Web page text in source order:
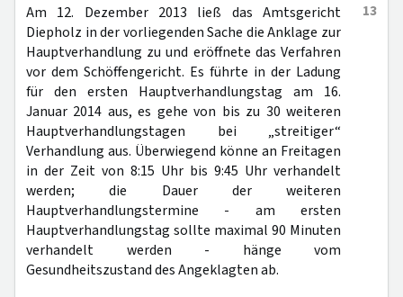
13
Am 12. Dezember 2013 ließ das Amtsgericht
Diepholz in der vorliegenden Sache die Anklage zur
Hauptverhandlung zu und eröffnete das Verfahren
vor dem Schöffengericht. Es führte in der Ladung
für den ersten Hauptverhandlungstag am 16.
Januar 2014 aus, es gehe von bis zu 30 weiteren
Hauptverhandlungstagen bei „streitiger“
Verhandlung aus. Überwiegend könne an Freitagen
in der Zeit von 8:15 Uhr bis 9:45 Uhr verhandelt
werden; die Dauer der weiteren
Hauptverhandlungstermine - am ersten
Hauptverhandlungstag sollte maximal 90 Minuten
verhandelt werden - hänge vom
Gesundheitszustand des Angeklagten ab.